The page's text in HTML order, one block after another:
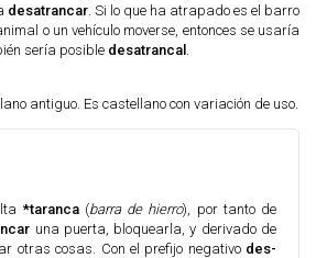
desatrancar. Si lo que ha atrapado es el barro
o un vehículo moverse, entonces se usaría
sería posible desatrancal .
antiguo. Es castellano con variación de uso.
*taranca (barra de hierro), por tanto de
una puerta, bloquearla, y derivado de
otras cosas. Con el prefijo negativo des-